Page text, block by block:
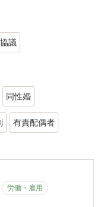
議
同性婚
有責配偶者
労働・雇用